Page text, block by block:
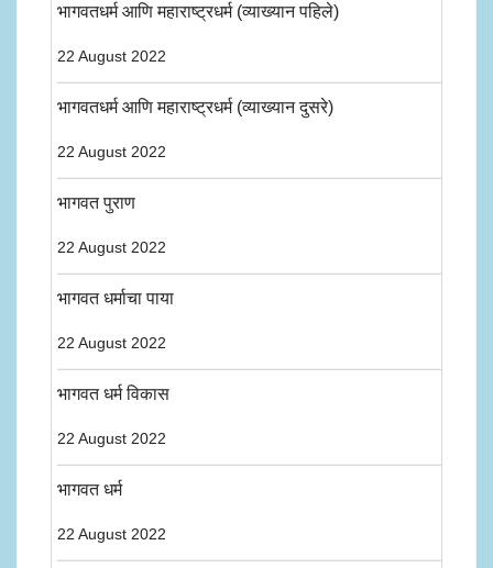
भागवतधर्म आणि महाराष्ट्रधर्म (व्याख्यान पहिले)
22 August 2022
भागवतधर्म आणि महाराष्ट्रधर्म (व्याख्यान दुसरे)
22 August 2022
भागवत पुराण
22 August 2022
भागवत धर्माचा पाया
22 August 2022
भागवत धर्म विकास
22 August 2022
भागवत धर्म
22 August 2022